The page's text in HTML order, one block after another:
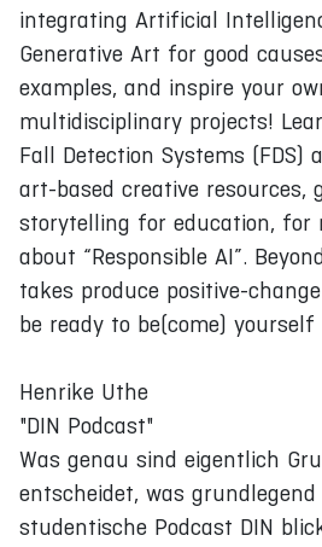
integrating Artificial
Generative Art for good
examples, and inspire your
multidisciplinary projects!
Fall Detection Systems (FDS)
art-based creative resources,
storytelling for education, for
about “Responsible AI”.
takes produce positive-
be ready to be(come)
Henrike Uthe
"DIN Podcast"
Was genau sind eigentlich
entscheidet, was grundlegend
studentische Podcast DIN